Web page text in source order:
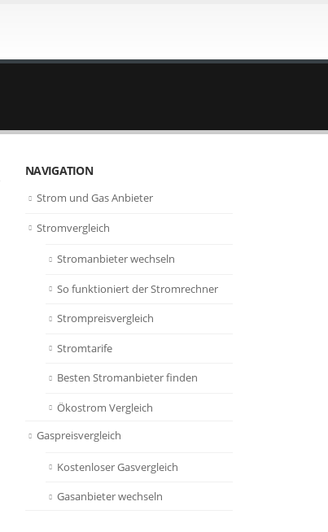
NAVIGATION
Strom und Gas Anbieter
Stromvergleich
Stromanbieter wechseln
So funktioniert der Stromrechner
Strompreisvergleich
Stromtarife
Besten Stromanbieter finden
Ökostrom Vergleich
Gaspreisvergleich
Kostenloser Gasvergleich
Gasanbieter wechseln